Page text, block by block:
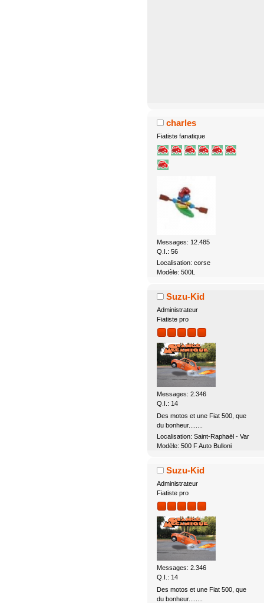
charles
Fiatiste fanatique
Messages: 12.485
Q.I.: 56
Localisation: corse
Modèle: 500L
Suzu-Kid
Administrateur
Fiatiste pro
Messages: 2.346
Q.I.: 14
Des motos et une Fiat 500, que
du bonheur........
Localisation: Saint-Raphaël - Var
Modèle: 500 F Auto Bulloni
Suzu-Kid
Administrateur
Fiatiste pro
Messages: 2.346
Q.I.: 14
Des motos et une Fiat 500, que
du bonheur........